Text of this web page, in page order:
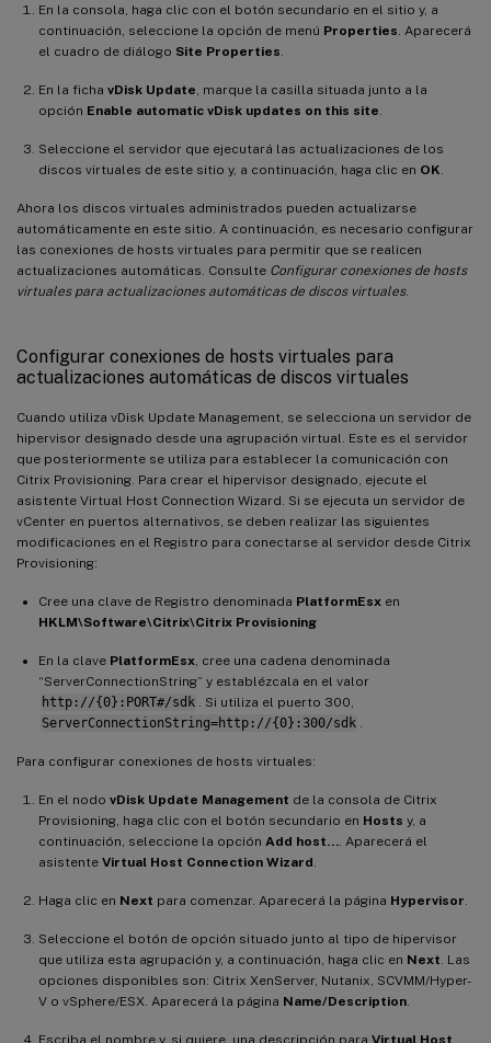
En la consola, haga clic con el botón secundario en el sitio y, a
continuación, seleccione la opción de menú Properties . Aparecerá
el cuadro de diálogo Site Properties
En la ficha vDisk Update , marque la casilla situada junto a la
opción Enable automatic vDisk updates on this site
Seleccione el servidor que ejecutará las actualizaciones de los
discos virtuales de este sitio y, a continuación, haga clic en OK
Ahora los discos virtuales administrados pueden actualizarse
automáticamente en este sitio. A continuación, es necesario configurar
las conexiones de hosts virtuales para permitir que se realicen
actualizaciones automáticas. Consulte Configurar conexiones de hosts
virtuales para actualizaciones automáticas de discos virtuales.
Configurar conexiones de hosts virtuales para
actualizaciones automáticas de discos virtuales
Cuando utiliza vDisk Update Management, se selecciona un servidor de
hipervisor designado desde una agrupación virtual. Este es el servidor
que posteriormente se utiliza para establecer la comunicación con
Citrix Provisioning. Para crear el hipervisor designado, ejecute el
asistente Virtual Host Connection Wizard. Si se ejecuta un servidor de
vCenter en puertos alternativos, se deben realizar las siguientes
modificaciones en el Registro para conectarse al servidor desde Citrix
Provisioning:
Cree una clave de Registro denominada PlatformEsx en
HKLM\Software\Citrix\Citrix Provisioning
En la clave PlatformEsx , cree una cadena denominada
“ServerConnectionString” y establézcala en el valor
http://{0}:PORT#/sdk
. Si utiliza el puerto 300,
ServerConnectionString=http://{0}:300/sdk
Para configurar conexiones de hosts virtuales:
En el nodo vDisk Update Management de la consola de Citrix
Provisioning, haga clic con el botón secundario en Hosts y, a
continuación, seleccione la opción Add host… . Aparecerá el
asistente Virtual Host Connection Wizard
Haga clic en Next para comenzar. Aparecerá la página Hypervisor
Seleccione el botón de opción situado junto al tipo de hipervisor
que utiliza esta agrupación y, a continuación, haga clic en Next . Las
opciones disponibles son: Citrix XenServer, Nutanix, SCVMM/Hyper-
V o vSphere/ESX. Aparecerá la página Name/Description
Escriba el nombre y, si quiere, una descripción para Virtual Host